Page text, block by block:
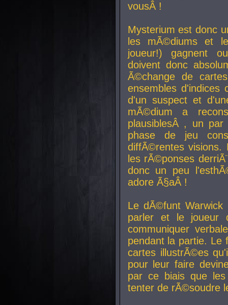
vousÂ !
Mysterium est donc
les mÃ©diums et
joueur!) gagnent
doivent donc
Ã©change de
ensembles d'indices
d'un suspect et
mÃ©dium a
plausiblesÂ , un par
phase de jeu
diffÃ©rentes visions.
les rÃ©ponses
donc un peu
adore Ã§aÂ !
Le dÃ©funt Warwick
parler et le joueur
communiquer
pendant la partie. Le
cartes illustrÃ©es
pour leur faire
par ce biais que
tenter de rÃ©soudre